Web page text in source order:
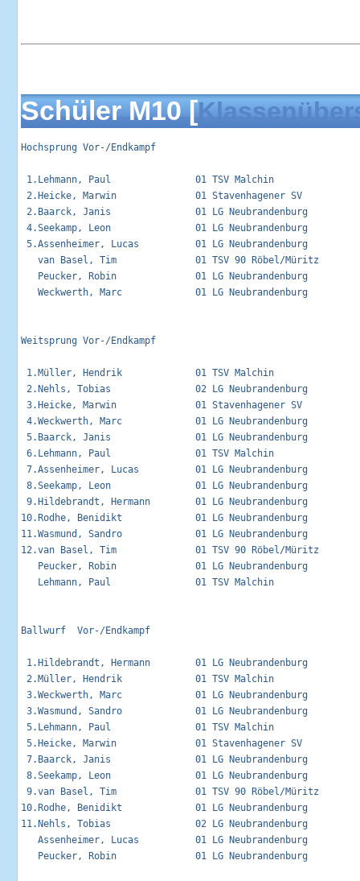
Schüler M10 [
Hochsprung Vor-/Endkampf
1.Lehmann, Paul               01 TSV Malchin
2.Heicke, Marwin              01 Stavenhagener SV
2.Baarck, Janis               01 LG Neubrandenburg
4.Seekamp, Leon               01 LG Neubrandenburg
5.Assenheimer, Lucas          01 LG Neubrandenburg
van Basel, Tim              01 TSV 90 Röbel/Müritz
Peucker, Robin              01 LG Neubrandenburg
Weckwerth, Marc             01 LG Neubrandenburg
Weitsprung Vor-/Endkampf
1.Müller, Hendrik             01 TSV Malchin
2.Nehls, Tobias               02 LG
3.Heicke, Marwin              01 Stavenhagener
4.Weckwerth, Marc             01 LG
5.Baarck, Janis               01 LG
6.Lehmann, Paul               01 TSV Malchin
7.Assenheimer, Lucas          01 LG
8.Seekamp, Leon               01 LG
9.Hildebrandt, Hermann        01 LG
10.Rodhe, Benidikt             01 LG
11.Wasmund, Sandro             01 LG
12.van Basel, Tim              01 TSV 90 Röbel/
Peucker, Robin              01 LG Neubrandenburg
Lehmann, Paul               01
Ballwurf  Vor-/Endkampf
1.Hildebrandt, Hermann        01 LG Neubrandenburg
2.Müller, Hendrik             01 TSV Malchin
3.Weckwerth, Marc             01 LG Neubrandenburg
3.Wasmund, Sandro             01 LG Neubrandenburg
5.Lehmann, Paul               01 TSV Malchin
5.Heicke, Marwin              01 Stavenhagener SV
7.Baarck, Janis               01 LG Neubrandenburg
8.Seekamp, Leon               01 LG Neubrandenburg
9.van Basel, Tim              01 TSV 90 Röbel/Müritz
10.Rodhe, Benidikt             01 LG Neubrandenburg
11.Nehls, Tobias               02 LG Neubrandenburg
Assenheimer, Lucas          01 LG Neubrandenburg
Peucker, Robin              01 LG Neubrandenburg